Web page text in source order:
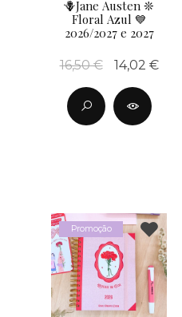
🪻Jane Austen ❊
Floral Azul 💙
2026/2027 e 2027
16,50 € 14,02 €
Promoção